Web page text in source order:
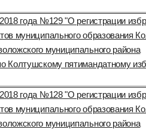
года №129 "О регистрации
муниципального образования
муниципального района
Колтушскому пятимандатному
года №128 "О регистрации
муниципального образования
муниципального района